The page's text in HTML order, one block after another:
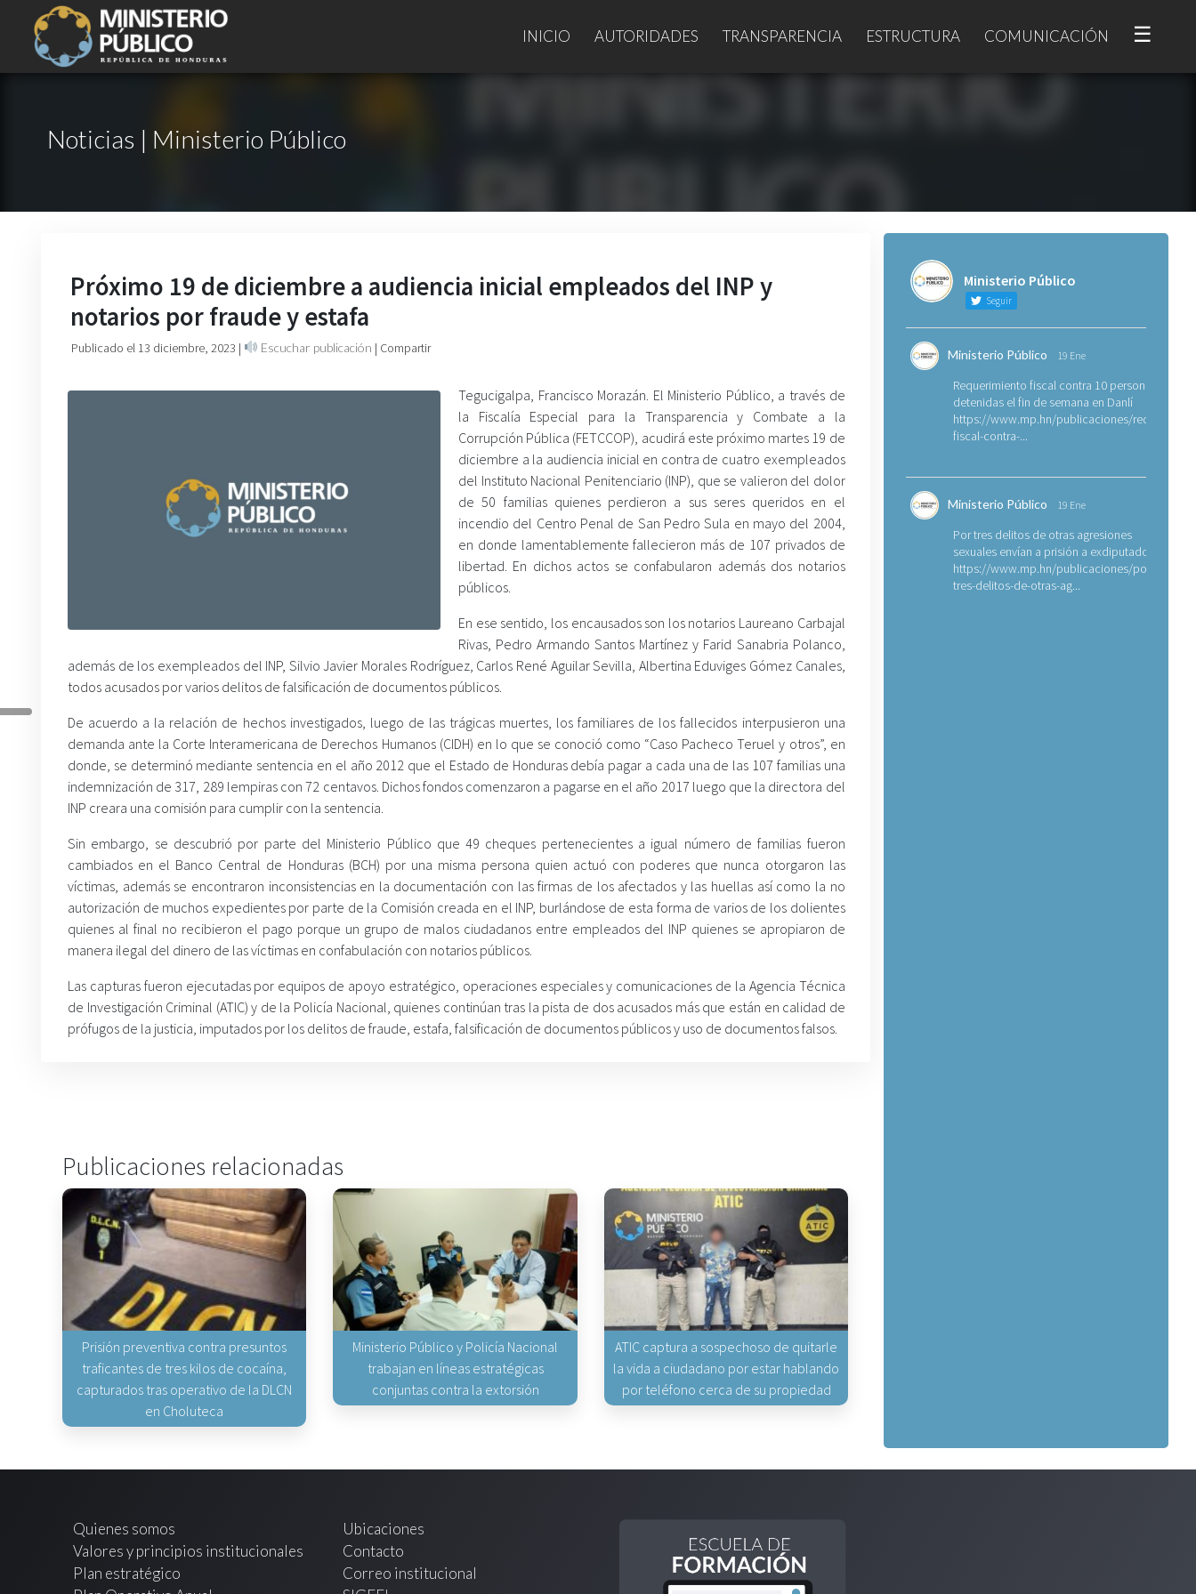
INICIO AUTORIDADES TRANSPARENCIA ESTRUCTURA COMUNICACIÓN ☰
Noticias | Ministerio Público
Próximo 19 de diciembre a audiencia inicial empleados del INP y
notarios por fraude y estafa
Publicado el 13 diciembre, 2023 | Escuchar publicación | Compartir
Tegucigalpa, Francisco Morazán. El Ministerio Público, a través de
la Fiscalía Especial para la Transparencia y Combate a la
Corrupción Pública (FETCCOP), acudirá este próximo martes 19 de
diciembre a la audiencia inicial en contra de cuatro exempleados
del Instituto Nacional Penitenciario (INP), que se valieron del dolor
de 50 familias quienes perdieron a sus seres queridos en el
incendio del Centro Penal de San Pedro Sula en mayo del 2004,
en donde lamentablemente fallecieron más de 107 privados de
libertad. En dichos actos se confabularon además dos notarios
públicos.
En ese sentido, los encausados son los notarios Laureano Carbajal
Rivas, Pedro Armando Santos Martínez y Farid Sanabria Polanco,
además de los exempleados del INP, Silvio Javier Morales Rodríguez, Carlos René Aguilar Sevilla, Albertina Eduviges Gómez Canales,
todos acusados por varios delitos de falsificación de documentos públicos.
De acuerdo a la relación de hechos investigados, luego de las trágicas muertes, los familiares de los fallecidos interpusieron una
demanda ante la Corte Interamericana de Derechos Humanos (CIDH) en lo que se conoció como “Caso Pacheco Teruel y otros”, en
donde, se determinó mediante sentencia en el año 2012 que el Estado de Honduras debía pagar a cada una de las 107 familias una
indemnización de 317, 289 lempiras con 72 centavos. Dichos fondos comenzaron a pagarse en el año 2017 luego que la directora del
INP creara una comisión para cumplir con la sentencia.
Sin embargo, se descubrió por parte del Ministerio Público que 49 cheques pertenecientes a igual número de familias fueron
cambiados en el Banco Central de Honduras (BCH) por una misma persona quien actuó con poderes que nunca otorgaron las
víctimas, además se encontraron inconsistencias en la documentación con las firmas de los afectados y las huellas así como la no
autorización de muchos expedientes por parte de la Comisión creada en el INP, burlándose de esta forma de varios de los dolientes
quienes al final no recibieron el pago porque un grupo de malos ciudadanos entre empleados del INP quienes se apropiaron de
manera ilegal del dinero de las víctimas en confabulación con notarios públicos.
Las capturas fueron ejecutadas por equipos de apoyo estratégico, operaciones especiales y comunicaciones de la Agencia Técnica
de Investigación Criminal (ATIC) y de la Policía Nacional, quienes continúan tras la pista de dos acusados más que están en calidad de
prófugos de la justicia, imputados por los delitos de fraude, estafa, falsificación de documentos públicos y uso de documentos falsos.
Publicaciones relacionadas
Prisión preventiva contra presuntos
traficantes de tres kilos de cocaína,
capturados tras operativo de la DLCN
en Choluteca
Ministerio Público y Policía Nacional
trabajan en líneas estratégicas
conjuntas contra la extorsión
ATIC captura a sospechoso de quitarle
la vida a ciudadano por estar hablando
por teléfono cerca de su propiedad
Ministerio Público
Seguir
Ministerio Público 19 Ene
Requerimiento fiscal contra 10 personas
detenidas el fin de semana en Danlí
https://www.mp.hn/publicaciones/
fiscal-contra-...
Ministerio Público 19 Ene
Por tres delitos de otras agresiones
sexuales envían a prisión a exdiputado
https://www.mp.hn/publicaciones/por-
tres-delitos-de-otras-ag...
Quienes somos
Valores y principios institucionales
Plan estratégico
Ubicaciones
Contacto
Correo institucional